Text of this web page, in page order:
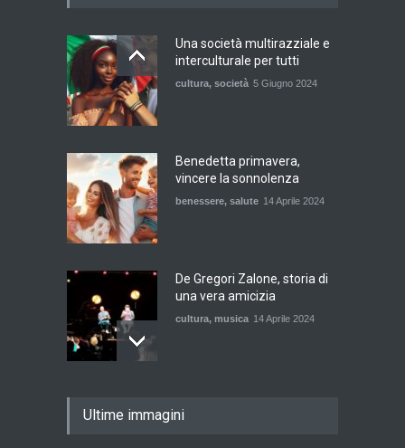
Una società multirazziale e
interculturale per tutti
cultura, società 5 Giugno 2024
Benedetta primavera,
vincere la sonnolenza
benessere, salute 14 Aprile 2024
De Gregori Zalone, storia di
una vera amicizia
cultura, musica 14 Aprile 2024
cultura
Ultime immagini